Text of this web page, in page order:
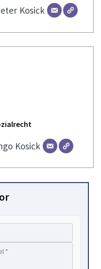
Kosick
Kosick